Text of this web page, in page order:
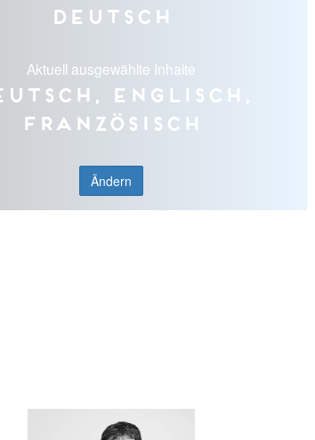
Deutsch
Aktuell ausgewählte Inhalte
Englisch,
Französisch
Ändern